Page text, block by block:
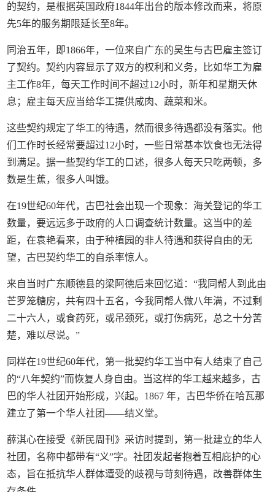
的契约，是根据英国政府1844年出台的版本修改而来，将原
先5年的服务期限延长至8年。
同治五年，即1866年，一位来自广东的吴生与古巴雇主签订
了契约。契约内容显示了双方的权利和义务，比如华工为雇
主工作8年，每天工作时间不超过12小时，新年和星期天休
息；雇主每天应当给华工提供咸肉、蔬菜和米。
这些契约规定了华工的待遇，然而很多待遇都没有落实。他
们工作时长经常要超过12小时，一些日常基本饮食也无法得
到满足。据一些契约华工的口述，很多人每天只吃两顿，多
数是生蕉，很多人叫饿。
在19世纪60年代，古巴社会出现一个现象：海关登记的华工
数量，要远远多于政府的人口调查统计数量。这当中的差
距，在袁艳看来，由于种植园的非人待遇和获得自由的无
望，古巴契约华工的自杀率惊人。
来自当时广东顺德县的梁阿德后来回忆道：“我同帮人到此由
芒罗笼糖房，共有四十五名，今我同帮人做八年满，不过剩
二十六人，或食药死，或吊颈死，或打伤病死，总之十分苦
楚，难以尽说。”
同样在19世纪60年代，第一批契约华工当中有人结束了自己
的“八年契约”而恢复人身自由。当这样的华工越来越多，古
巴的华人社团开始形成，兴起。1867 年，古巴华侨在哈瓦那
建立了第一个华人社团——结义堂。
薛淇心在接受《新民周刊》采访时提到，第一批建立的华人
社团，名称中都带有“义”字。社团发起者抱着互相庇护的心
态，旨在抵抗华人群体遭受的歧视与苛刻待遇，改善群体生